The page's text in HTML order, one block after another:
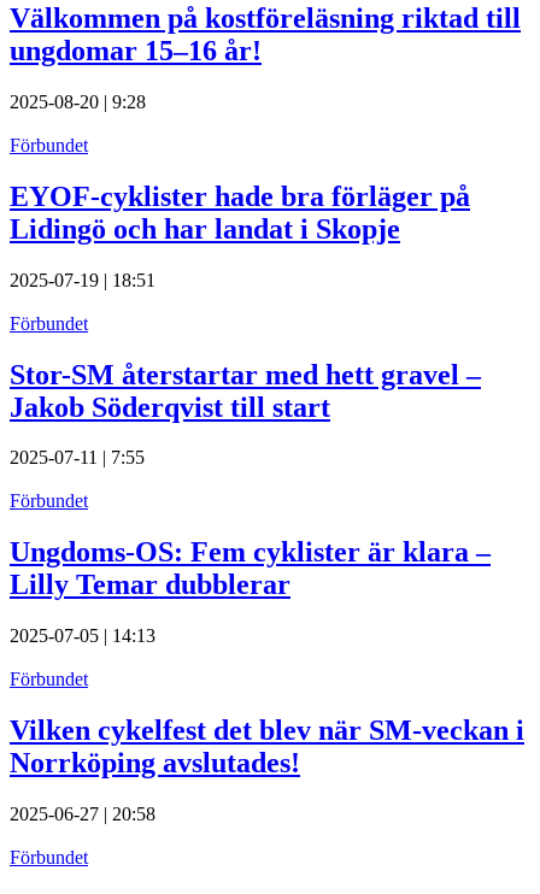
Välkommen på kostföreläsning riktad till
ungdomar 15–16 år!
2025-08-20 | 9:28
Förbundet
EYOF-cyklister hade bra förläger på
Lidingö och har landat i Skopje
2025-07-19 | 18:51
Förbundet
Stor-SM återstartar med hett gravel –
Jakob Söderqvist till start
2025-07-11 | 7:55
Förbundet
Ungdoms-OS: Fem cyklister är klara –
Lilly Temar dubblerar
2025-07-05 | 14:13
Förbundet
Vilken cykelfest det blev när SM-veckan i
Norrköping avslutades!
2025-06-27 | 20:58
Förbundet